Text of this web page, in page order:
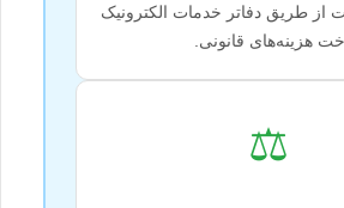
از طریق دفاتر خدمات الکترونیک
هزینه‌های قانونی.
⚖️